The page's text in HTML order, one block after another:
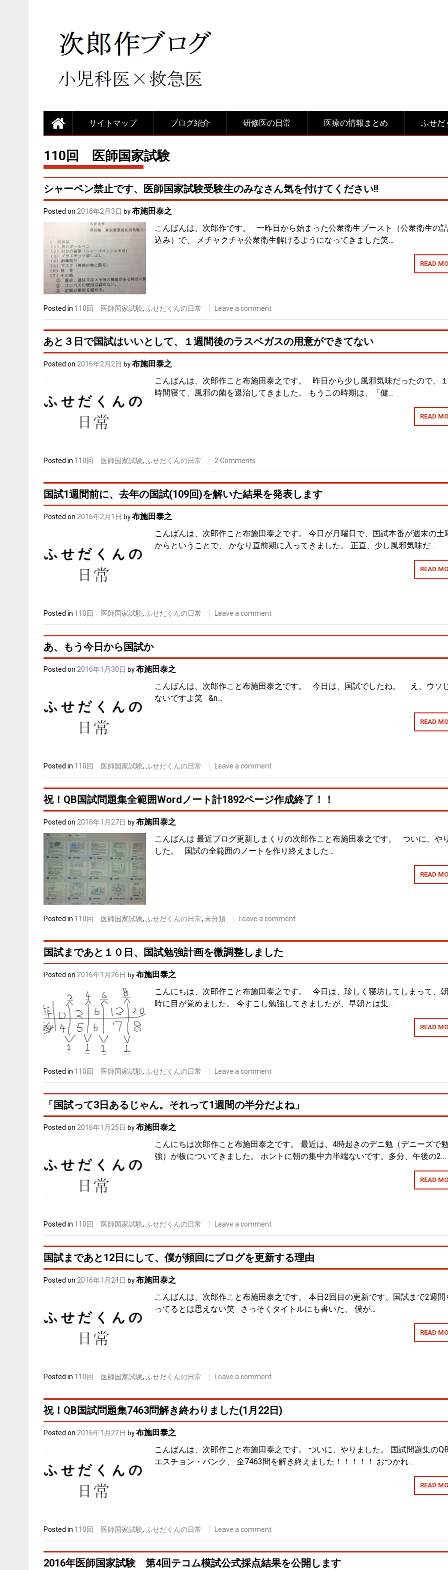
サイトマップ ブログ紹介 研修医の日常 医療の情報まとめ ふせだ
110回 医師国家試験
シャーペン禁止です、医師国家試験受験生のみなさん気を付けてください!!
Posted on 2016年2月3日 by 布施田泰之
こんばんは、次郎作です。 一昨日から始まった公衆衛生ブースト（公衆衛生の
込み）で、 メチャクチャ公衆衛生解けるようになってきました笑…
READ
Posted in 110回 医師国家試験, ふせだくんの日常 Leave a comment
あと３日で国試はいいとして、１週間後のラスベガスの用意ができてない
Posted on 2016年2月2日 by 布施田泰之
こんばんは、次郎作こと布施田泰之です。 昨日から少し風邪気味だったので、
時間寝て、風邪の菌を退治してきました。 もうこの時期は、「健…
READ
Posted in 110回 医師国家試験, ふせだくんの日常 2 Comments
国試1週間前に、去年の国試(109回)を解いた結果を発表します
Posted on 2016年2月1日 by 布施田泰之
こんばんは、次郎作こと布施田泰之です。 今日が月曜日で、国試本番が週末の土
からということで、 かなり直前期に入ってきました。 正直、少し風邪気味だ…
READ
Posted in 110回 医師国家試験, ふせだくんの日常 Leave a comment
あ、もう今日から国試か
Posted on 2016年1月30日 by 布施田泰之
こんばんは、次郎作こと布施田泰之です。 今日は、国試でしたね。 え、ウソ
ないですよ笑 &n…
READ
Posted in 110回 医師国家試験, ふせだくんの日常 Leave a comment
祝！QB国試問題集全範囲Wordノート計1892ページ作成終了！！
Posted on 2016年1月27日 by 布施田泰之
こんばんは 最近ブログ更新しまくりの次郎作こと布施田泰之です。 ついに、や
した。 国試の全範囲のノートを作り終えました…
READ
Posted in 110回 医師国家試験, ふせだくんの日常, 未分類 Leave a comment
国試まであと１０日、国試勉強計画を微調整しました
Posted on 2016年1月26日 by 布施田泰之
こんにちは、次郎作こと布施田泰之です。 今日は、珍しく寝坊してしまって、
時に目が覚めました。 今すこし勉強してきましたが、早朝とは集…
READ
Posted in 110回 医師国家試験, ふせだくんの日常 Leave a comment
「国試って3日あるじゃん。それって1週間の半分だよね」
Posted on 2016年1月25日 by 布施田泰之
こんにちは次郎作こと布施田泰之です。 最近は、4時起きのデニ勉（デニーズで
強）が板についてきました。 ホントに朝の集中力半端ないです。多分、午後の2…
READ
Posted in 110回 医師国家試験, ふせだくんの日常 Leave a comment
国試まであと12日にして、僕が頻回にブログを更新する理由
Posted on 2016年1月24日 by 布施田泰之
こんばんは、次郎作こと布施田泰之です。 本日2回目の更新です、国試まで2週間
ってるとは思えない笑 さっそくタイトルにも書いた、 僕が…
READ
Posted in 110回 医師国家試験, ふせだくんの日常 Leave a comment
祝！QB国試問題集7463問解き終わりました(1月22日)
Posted on 2016年1月22日 by 布施田泰之
こんばんは、次郎作こと布施田泰之です。 ついに、やりました。 国試問題集の
エスチョン・バンク、 全7463問を解き終えました！！！！！ おつかれ…
READ
Posted in 110回 医師国家試験, ふせだくんの日常 Leave a comment
2016年医師国家試験 第4回テコム模試公式採点結果を公開します